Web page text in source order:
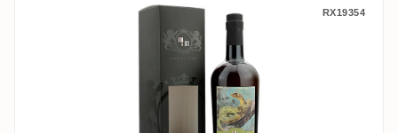
Romdeluxe Poisson Guadeloupe (Pueblo
RX19354